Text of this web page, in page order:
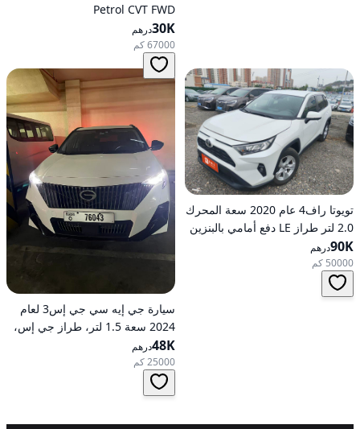
Petrol CVT FWD
30Kدرهم
67000 كم
تويوتا راف4 عام 2020 سعة المحرك
2.0 لتر طراز LE دفع أمامي بالبنزين
أوتوماتيكي
90Kدرهم
50000 كم
سيارة جي إيه سي جي إس3 لعام
2024 سعة 1.5 لتر، طراز جي إس،
تعمل بالبنزين، ناقل حركة
أوتوماتيكي، دفع أمامي
48Kدرهم
25000 كم